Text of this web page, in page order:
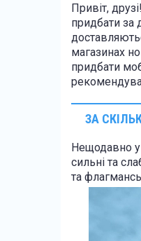
Привіт,
придбати за
магазинах
придбати
ЗА
Нещодавно
сильні та
та